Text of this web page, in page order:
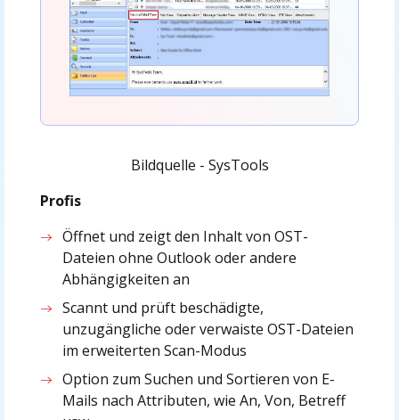
Bildquelle - SysTools
Profis
Öffnet und zeigt den Inhalt von OST-
Dateien ohne Outlook oder andere
Abhängigkeiten an
Scannt und prüft beschädigte,
unzugängliche oder verwaiste OST-Dateien
im erweiterten Scan-Modus
Option zum Suchen und Sortieren von E-
Mails nach Attributen, wie An, Von, Betreff